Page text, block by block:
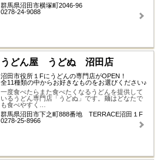
群馬県沼田市横塚町2046-96
0278-24-9088
うどん屋 うどぬ 沼田店
沼田市役所１Fにうどんの専門店がOPEN！
全11種類の中からお好きなものをお選びください♪
一度食べたらまた食べたくなるうどんを提供して
いるうどん専門店「うどぬ」です。麺はどなたで
も食べやすく…
群馬県沼田市下之町888番地 TERRACE沼田１F
0278-25-8966